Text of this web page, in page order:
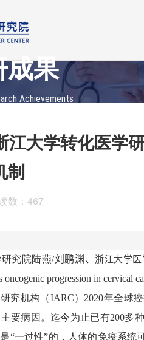
成果
Achievements
大学转化医学
制
数： 467
究院陆燕/刘鹏渊、 浙江大学
progression in cervical
究机构（IARC） 2020年全球
要病因。迄今为止已有200多种
“一过性”的，人体的免疫系统